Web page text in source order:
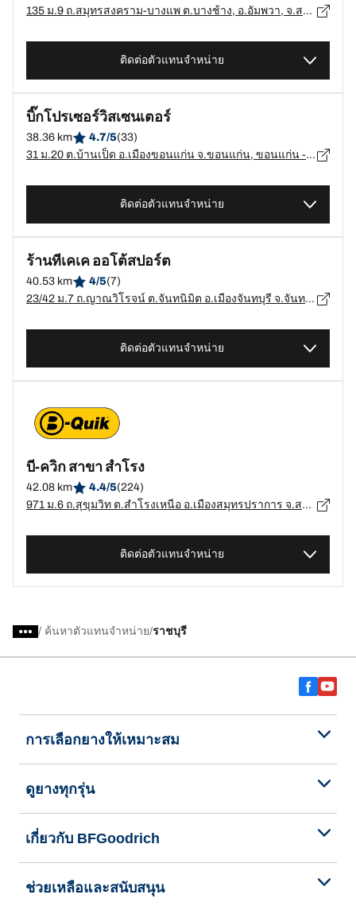
135 ม.9 ถ.สมุทรสงคราม-บางแพ ต.บางช้าง, อ.อัมพวา, จ.สมุทรสงคราม 75110, อ.อัมพวา, อ.อัมพวา - 75110
ติดต่อตัวแทนจำหน่าย
บิ๊กโปรเซอร์วิสเซนเตอร์
38.36 km 4.7/5(33)
31 ม.20 ต.บ้านเป็ด อ.เมืองขอนแก่น จ.ขอนแก่น, ขอนแก่น - 40000
ติดต่อตัวแทนจำหน่าย
ร้านทีเคเค ออโต้สปอร์ต
40.53 km 4/5(7)
23/42 ม.7 ถ.ญาณวิโรจน์ ต.จันทนิมิต อ.เมืองจันทบุรี จ.จันทบุรี, จันทบุรี - 22000
ติดต่อตัวแทนจำหน่าย
บี-ควิก สาขา สำโรง
42.08 km 4.4/5(224)
971 ม.6 ถ.สุขุมวิท ต.สำโรงเหนือ อ.เมืองสมุทรปราการ จ.สมุทรปราการ, สมุทรปราการ - 10120
ติดต่อตัวแทนจำหน่าย
/ ค้นหาตัวแทนจำหน่าย ราชบุรี
การเลือกยางให้เหมาะสม
ดูยางทุกรุ่น
เกี่ยวกับ BFGoodrich
ช่วยเหลือและสนับสนุน